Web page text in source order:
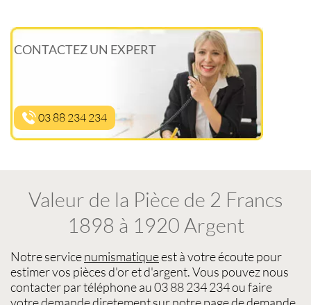
CONTACTEZ UN EXPERT
03 88 234 234
Valeur de la Pièce de 2 Francs
1898 à 1920 Argent
Notre servicenumismatiqueest à votre écoute pour
estimer vos pièces d'or et d'argent. Vous pouvez nous
contacter par téléphone au 03 88 234 234 ou faire